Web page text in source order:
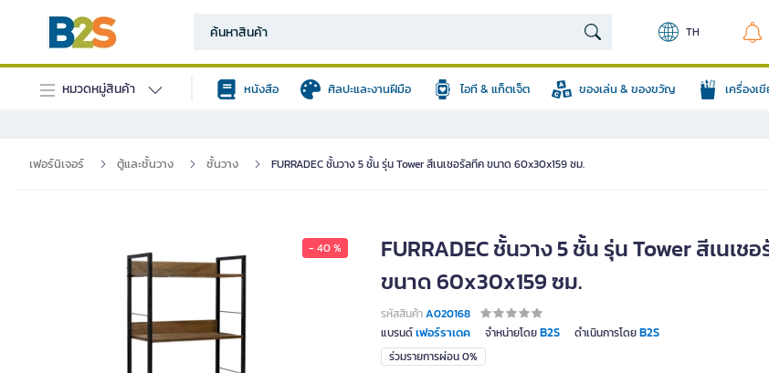
TH
หมวดหมู่สินค้า หนังสือ ศิลปะและงานฝีมือ ไอที & แก็ตเจ็ต ของเล่น & ของขวัญ เครื่องเ
เฟอร์นิเจอร์ ตู้และชั้นวาง ชั้นวาง FURRADEC ชั้นวาง 5 ชั้น รุ่น Tower สีเนเชอรัลทีค ขนาด 60x30x159 ซม.
- 40 %
FURRADEC ชั้นวาง 5 ชั้น รุ่น Tower สีเนเช
ขนาด 60x30x159 ซม.
รหัสสินค้าA020168
แบรนด์เฟอร์ราเดค จำหน่ายโดยB2S ดำเนินการโดยB2S
ร่วมรายการผ่อน 0%